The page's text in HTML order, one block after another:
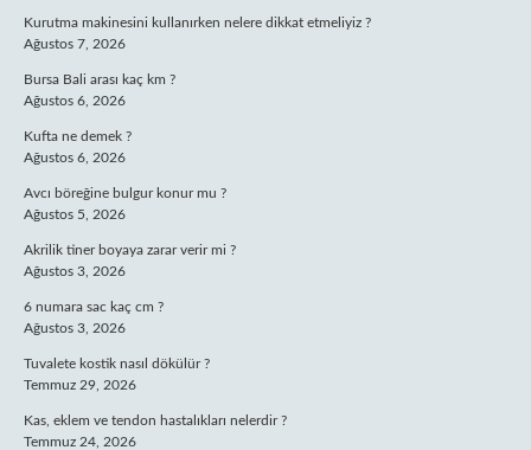
Kurutma makinesini kullanırken nelere dikkat etmeliyiz ?
Ağustos 7, 2026
Bursa Bali arası kaç km ?
Ağustos 6, 2026
Kufta ne demek ?
Ağustos 6, 2026
Avcı böreğine bulgur konur mu ?
Ağustos 5, 2026
Akrilik tiner boyaya zarar verir mi ?
Ağustos 3, 2026
6 numara sac kaç cm ?
Ağustos 3, 2026
Tuvalete kostik nasıl dökülür ?
Temmuz 29, 2026
Kas, eklem ve tendon hastalıkları nelerdir ?
Temmuz 24, 2026